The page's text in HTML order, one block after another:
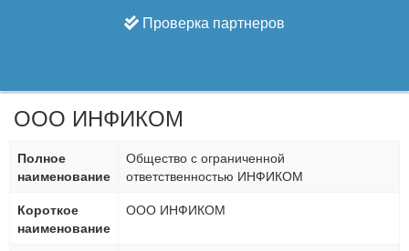
Проверка партнеров
ООО ИНФИКОМ
Полное
наименование
Общество с ограниченной
ответственностью ИНФИКОМ
Короткое
наименование
ООО ИНФИКОМ